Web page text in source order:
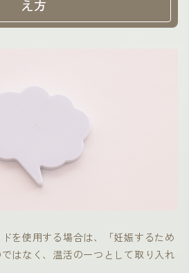
え方
を使用する場合は、「妊娠するため
はなく、温活の一つとして取り入れ